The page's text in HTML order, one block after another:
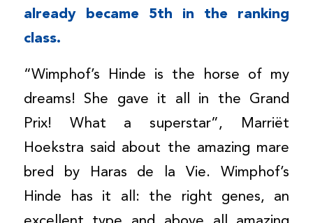
already became 5th in the ranking
class.
“Wimphof’s Hinde is the horse of my
dreams! She gave it all in the Grand
Prix! What a superstar”, Marriët
Hoekstra said about the amazing mare
bred by Haras de la Vie. Wimphof’s
Hinde has it all: the right genes, an